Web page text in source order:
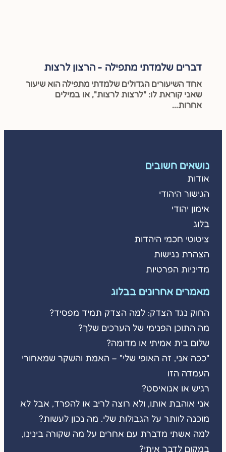
דברים שלמדתי מתפילה - הרצון לרצות
אחד השיעורים הגדולים שלמדתי מתפילה הוא שיעור
שאני קוראת לו: "לרצות לרצות", או במילים
אחרות...
נושאים חשובים
אודות
הגישור היהודי
אימון יהודי
בלוג
ציטוטי חכמי היהדות
הצהרת נגישות
מדיניות הפרטיות
מאמרים אחרונים בבלוג
החוק נגד הצדק: למה הצדק תמיד מפסיד?
מה התוכן הפנימי של הערכים שלך?
שלום בית אמיתי או מדומה?
"ככה אני, זה האופי שלי" – האמת והשקר שמאחורי
העמדה הזו
רגיש או אגואיסט?
אני אוהבת אותו, ולא רוצה לריב או להפרד, אבל לא
מוכנה לוותר על הגבולות שלי. מה נכון לעשות?
למה אשתי מדברת עם אחרים על מה שקורה בינינו,
במקום לדבר איתי?